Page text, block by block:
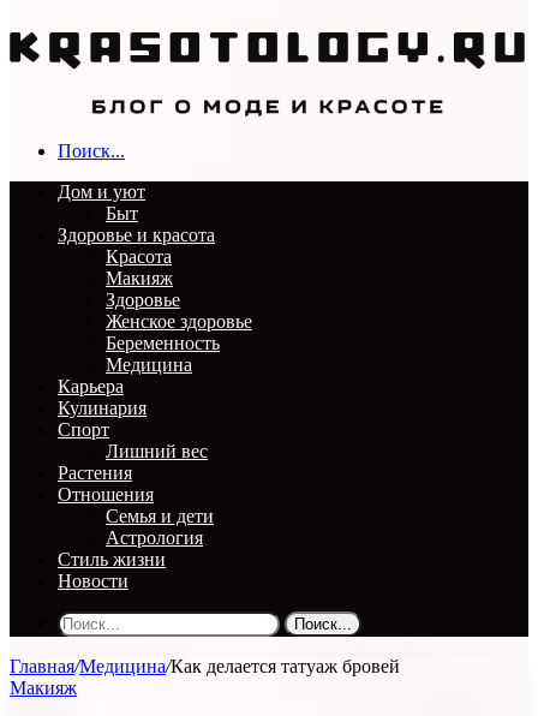
Поиск...
Дом и уют
Быт
Здоровье и красота
Красота
Макияж
Здоровье
Женское здоровье
Беременность
Медицина
Карьера
Кулинария
Спорт
Лишний вес
Растения
Отношения
Семья и дети
Астрология
Стиль жизни
Новости
Поиск...
Главная/Медицина/Как делается татуаж бровей
Макияж